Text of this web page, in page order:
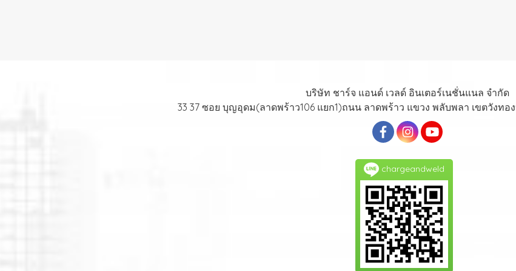
บริษัท ชาร์จ แอนด์ เวลด์ อินเตอร์เนชั่นแนล จำกัด
33 37 ซอย บุญอุดม(ลาดพร้าว106 แยก1)ถนน ลาดพร้าว แขวง พลับพลา เขตวังทอ
chargeandweld